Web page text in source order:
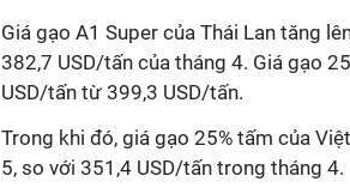
Giá gạo A1 Super của Thái Lan tăng
382,7 USD/tấn của tháng 4. Giá gạo
USD/tấn từ 399,3 USD/tấn.
Trong khi đó, giá gạo 25% tấm của
5, so với 351,4 USD/tấn trong tháng 4.